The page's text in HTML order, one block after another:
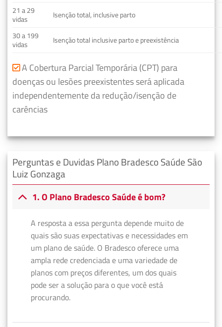
21 a 29
vidas
Isenção total, inclusive parto
30 a 199
vidas
Isenção total inclusive parto e preexistência
A Cobertura Parcial Temporária (CPT) para
doenças ou lesões preexistentes será aplicada
independentemente da redução/isenção de
carências
Perguntas e Duvidas Plano Bradesco Saúde São
Luiz Gonzaga
1. O Plano Bradesco Saúde é bom?
A resposta a essa pergunta depende muito de
quais são suas expectativas e necessidades em
um plano de saúde. O Bradesco oferece uma
ampla rede credenciada e uma variedade de
planos com preços diferentes, um dos quais
pode ser a solução para o que você está
procurando.